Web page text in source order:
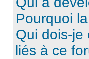
Pourquoi
Qui dois-je
liés à ce